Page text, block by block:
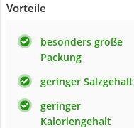
Vorteile
besonders große
Packung
geringer Salzgehalt
geringer
Kaloriengehalt